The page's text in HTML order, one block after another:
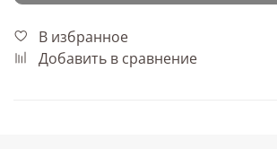
В избранное
Добавить в сравнение